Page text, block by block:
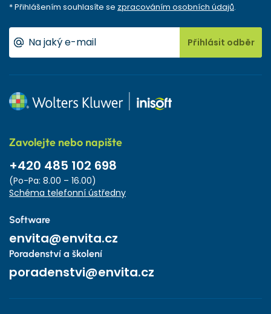
* Přihlášením souhlasíte se zpracováním osobních údajů.
Přihlásit odběr
Zavolejte nebo napište
+420 485 102 698
(Po-Pa: 8.00 – 16.00)
Schéma telefonní ústředny
Software
envita@envita.cz
Poradenství a školení
poradenstvi@envita.cz